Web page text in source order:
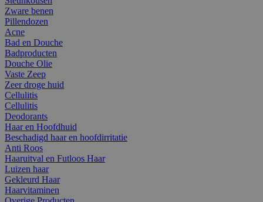
Zware benen
Pillendozen
Acne
Bad en Douche
Badproducten
Douche Olie
Vaste Zeep
Zeer droge huid
Cellulitis
Cellulitis
Deodorants
Haar en Hoofdhuid
Beschadigd haar en hoofdirritatie
Anti Roos
Haaruitval en Futloos Haar
Luizen haar
Gekleurd Haar
Haarvitaminen